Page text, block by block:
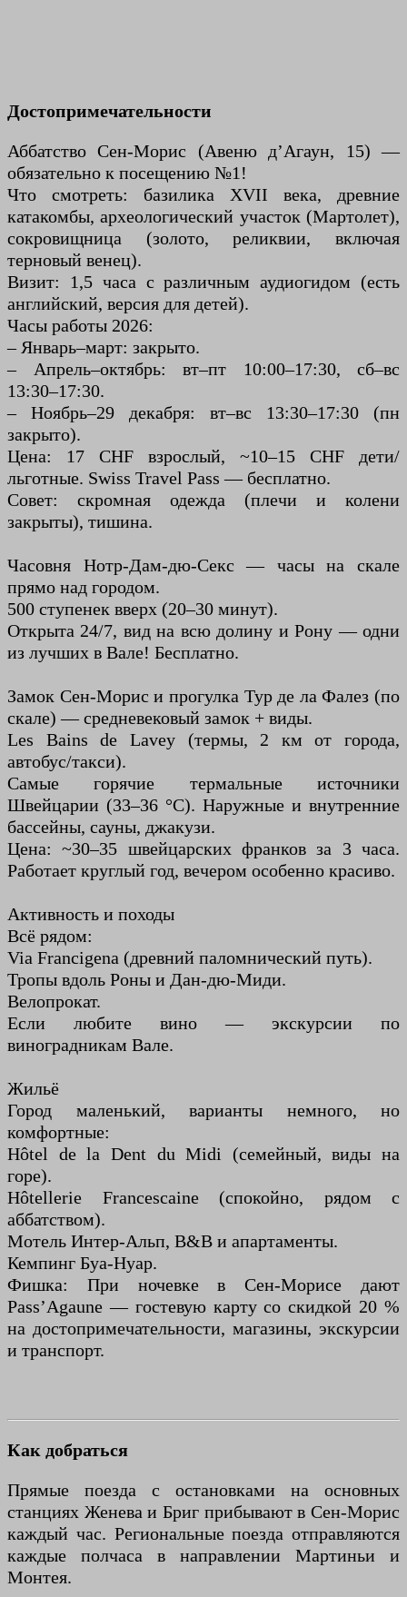
Достопримечательности
Аббатство Сен-Морис (Авеню д’Агаун, 15) —
обязательно к посещению №1!
Что смотреть: базилика XVII века, древние
катакомбы, археологический участок (Мартолет),
сокровищница (золото, реликвии, включая
терновый венец).
Визит: 1,5 часа с различным аудиогидом (есть
английский, версия для детей).
Часы работы 2026:
– Январь–март: закрыто.
– Апрель–октябрь: вт–пт 10:00–17:30, сб–вс
13:30–17:30.
– Ноябрь–29 декабря: вт–вс 13:30–17:30 (пн
закрыто).
Цена: 17 CHF взрослый, ~10–15 CHF дети/
льготные. Swiss Travel Pass — бесплатно.
Совет: скромная одежда (плечи и колени
закрыты), тишина.
Часовня Нотр-Дам-дю-Секс — часы на скале
прямо над городом.
500 ступенек вверх (20–30 минут).
Открыта 24/7, вид на всю долину и Рону — одни
из лучших в Вале! Бесплатно.
Замок Сен-Морис и прогулка Тур де ла Фалез (по
скале) — средневековый замок + виды.
Les Bains de Lavey (термы, 2 км от города,
автобус/такси).
Самые горячие термальные источники
Швейцарии (33–36 °C). Наружные и внутренние
бассейны, сауны, джакузи.
Цена: ~30–35 швейцарских франков за 3 часа.
Работает круглый год, вечером особенно красиво.
Активность и походы
Всё рядом:
Via Francigena (древний паломнический путь).
Тропы вдоль Роны и Дан-дю-Миди.
Велопрокат.
Если любите вино — экскурсии по
виноградникам Вале.
Жильё
Город маленький, варианты немного, но
комфортные:
Hôtel de la Dent du Midi (семейный, виды на
горе).
Hôtellerie Francescaine (спокойно, рядом с
аббатством).
Мотель Интер-Альп, B&B и апартаменты.
Кемпинг Буа-Нуар.
Фишка: При ночевке в Сен-Морисе дают
Pass’Agaune — гостевую карту со скидкой 20 %
на достопримечательности, магазины, экскурсии
и транспорт.
Как добраться
Прямые поезда с остановками на основных
станциях Женева и Бриг прибывают в Сен-Морис
каждый час. Региональные поезда отправляются
каждые полчаса в направлении Мартиньи и
Монтея.